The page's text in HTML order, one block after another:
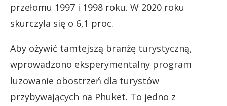
przełomu 1997 i 1998 roku. W 2020 roku
skurczyła się o 6,1 proc.
Aby ożywić tamtejszą branżę turystyczną,
wprowadzono eksperymentalny program
luzowanie obostrzeń dla turystów
przybywających na Phuket. To jedno z